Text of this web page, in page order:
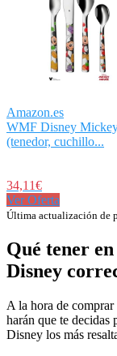
Amazon.es
WMF Disney
(tenedor, cuchillo...
34,11€
Ver Oferta
Última actualización de
Qué tener
Disney
A la hora de
harán que te decidas
Disney los más